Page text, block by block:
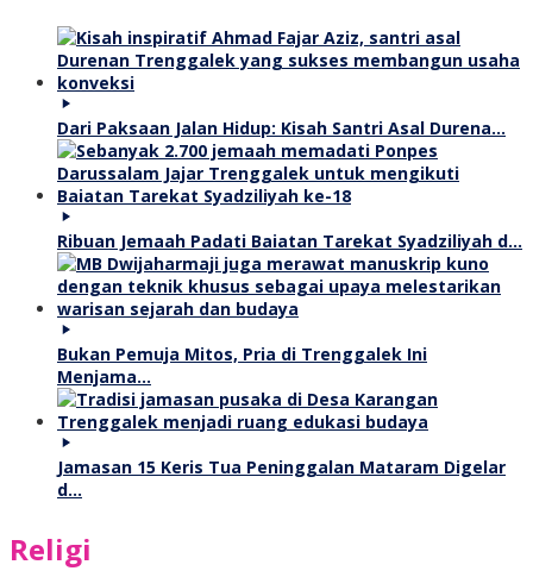
Dari Paksaan Jalan Hidup: Kisah Santri Asal Durena…
Ribuan Jemaah Padati Baiatan Tarekat Syadziliyah d…
Bukan Pemuja Mitos, Pria di Trenggalek Ini
Menjama…
Jamasan 15 Keris Tua Peninggalan Mataram Digelar
d…
Religi